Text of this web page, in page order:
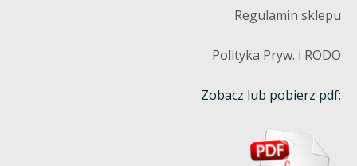
Regulamin sklepu
Polityka Pryw. i RODO
Zobacz lub pobierz pdf: